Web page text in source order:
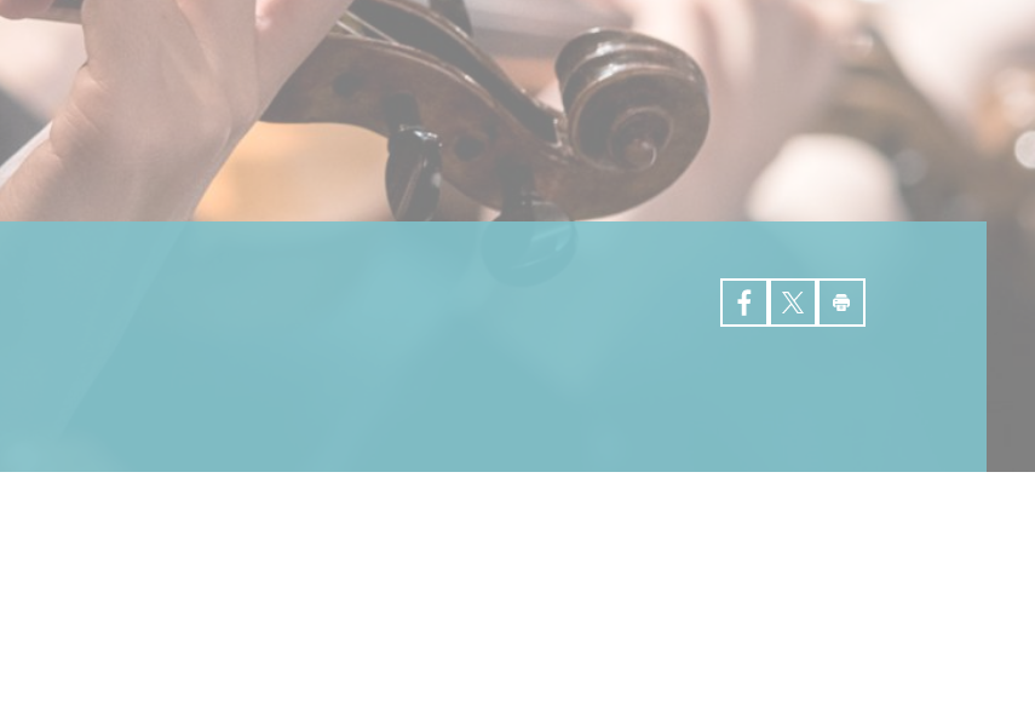
Formation Musicale
Danse Classique
Danse Contemporaine
Danse Modern Jazz
Batterie
Chant
Contrebasse
Saxophone
Aliénor Brugaillere
Patrice Couvez
Blandine Cuvillier
Stéphane Chauveau
Benjamin Decoret
Mathilde Engelbach
Ana Giurgiu-Bondue
Bénédicte Gerard
Benoit Sergeur